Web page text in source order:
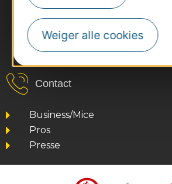
Weiger alle cookies
#VoyageOccitanie
Contact
Business/Mice
Pros
Presse